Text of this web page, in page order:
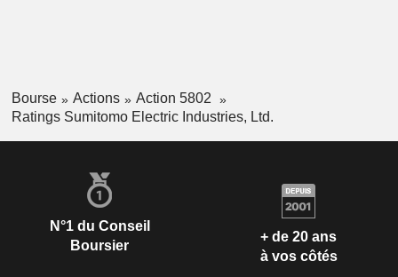
Bourse Actions
Action 5802
Ratings Sumitomo Electric Industries, Ltd.
N°1 du Conseil
Boursier
+ de 20 ans
à vos côtés